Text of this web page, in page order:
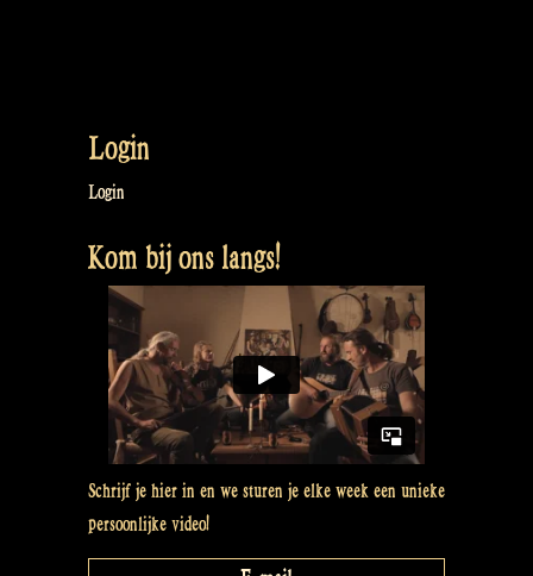
Login
Login
Kom bij ons langs!
Schrijf je hier in en we sturen je elke week een unieke
persoonlijke video!